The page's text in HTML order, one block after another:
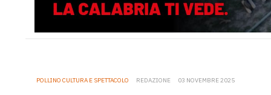
POLLINO CULTURA E SPETTACOLO REDAZIONE 03 NOVEMBRE 2025